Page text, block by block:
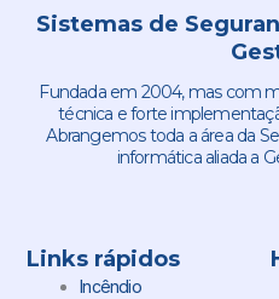
Sistemas de
Fundada em 2004, mas com
técnica e forte
Abrangemos toda a área da
informática aliada a
Links rápidos
Incêndio